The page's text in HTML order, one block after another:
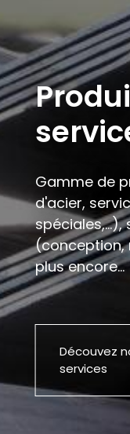
Gamme de
d'acier,
(conception,
plus encore...
Découvez
services